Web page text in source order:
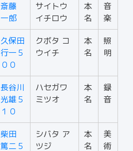
斎藤
一郎
サイトウ
イチロウ
本
名
音
楽
久保田
行一５
００
クボタ コ
ウイチ
本
名
照
明
長谷川
光雄５
１０
ハセガワ
ミツオ
本
名
録
音
柴田
篤二５
シバタ ア
ツジ
本
名
美
術